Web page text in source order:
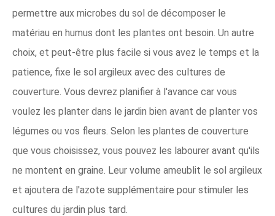
permettre aux microbes du sol de décomposer le
matériau en humus dont les plantes ont besoin. Un autre
choix, et peut-être plus facile si vous avez le temps et la
patience, fixe le sol argileux avec des cultures de
couverture. Vous devrez planifier à l'avance car vous
voulez les planter dans le jardin bien avant de planter vos
légumes ou vos fleurs. Selon les plantes de couverture
que vous choisissez, vous pouvez les labourer avant qu'ils
ne montent en graine. Leur volume ameublit le sol argileux
et ajoutera de l'azote supplémentaire pour stimuler les
cultures du jardin plus tard.